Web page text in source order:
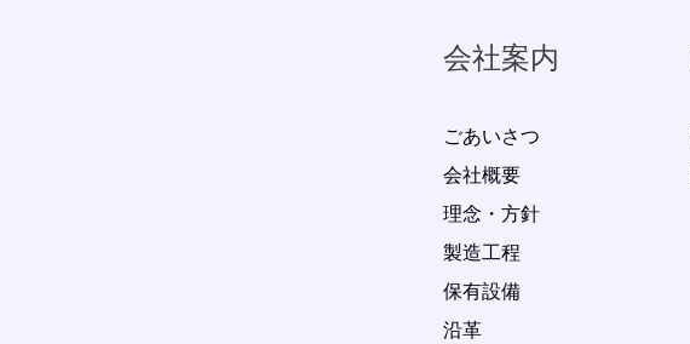
会社案内
ごあいさつ
会社概要
理念・方針
製造工程
保有設備
沿革